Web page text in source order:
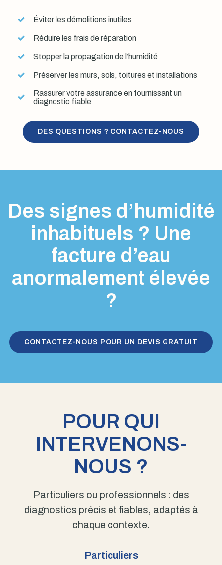
Éviter les démolitions inutiles
Réduire les frais de réparation
Stopper la propagation de l’humidité
Préserver les murs, sols, toitures et installations
Rassurer votre assurance en fournissant un
diagnostic fiable
DES QUESTIONS ? CONTACTEZ-NOUS
Des signes d’humidité
inhabituels ? Une
facture d’eau
anormalement élevée
?
CONTACTEZ-NOUS POUR UN DEVIS GRATUIT
POUR QUI
INTERVENONS-
NOUS ?
Particuliers ou professionnels : des
diagnostics précis et fiables, adaptés à
chaque contexte.
Particuliers